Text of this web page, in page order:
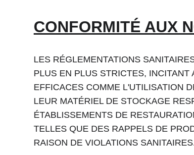
CONFORMITÉ AUX
LES RÉGLEMENTATIONS
PLUS EN PLUS STRICTES,
EFFICACES COMME L'UTILISATION
LEUR MATÉRIEL DE STOCKAGE
ÉTABLISSEMENTS DE
TELLES QUE DES RAPPELS DE
RAISON DE VIOLATIONS